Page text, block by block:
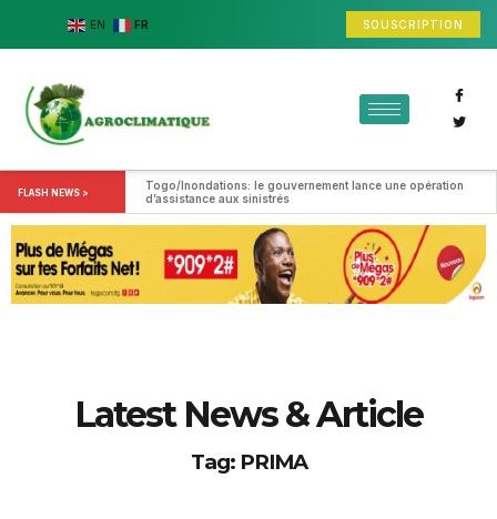
EN FR SOUSCRIPTION
FLASH NEWS >
Togo/Inondations: le gouvernement lance une opération
d’assistance aux sinistrés
Latest News & Article
Tag: PRIMA